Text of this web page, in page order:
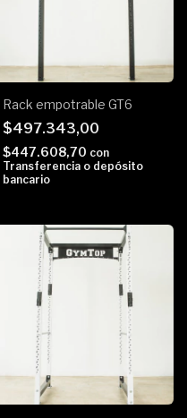
Rack empotrable GT6
$497.343,00
$447.608,70 con
Transferencia o depósito
bancario